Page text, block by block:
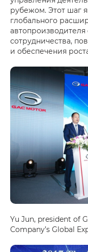
рубежом. Этот шаг
глобального
сотрудничества,
и обеспечения
Yu Jun, president of
Company’s Global